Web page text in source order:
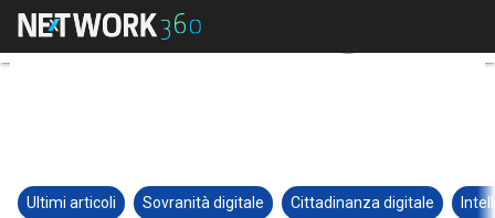
Ultimi articoli Sovranità digitale Cittadinanza digitale